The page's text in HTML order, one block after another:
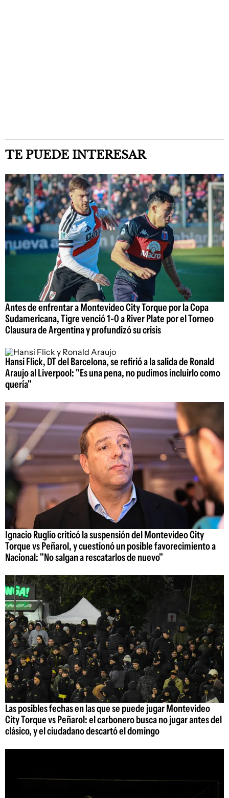
TE PUEDE INTERESAR
Antes de enfrentar a Montevideo City Torque por la Copa
Sudamericana, Tigre venció 1-0 a River Plate por el Torneo
Clausura de Argentina y profundizó su crisis
Hansi Flick, DT del Barcelona, se refirió a la salida de Ronald
Araujo al Liverpool: "Es una pena, no pudimos incluirlo como
quería"
Ignacio Ruglio criticó la suspensión del Montevideo City
Torque vs Peñarol, y cuestionó un posible favorecimiento a
Nacional: "No salgan a rescatarlos de nuevo"
Las posibles fechas en las que se puede jugar Montevideo
City Torque vs Peñarol: el carbonero busca no jugar antes del
clásico, y el ciudadano descartó el domingo